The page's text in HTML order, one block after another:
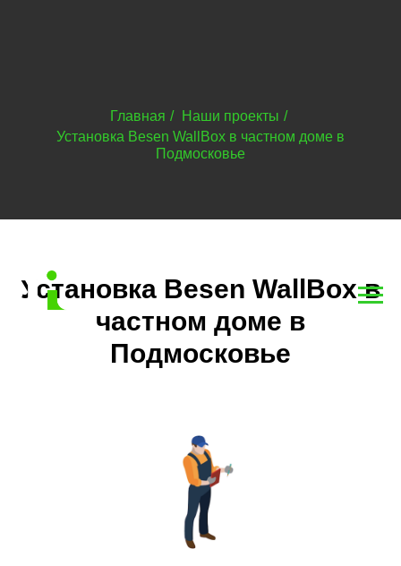
Главная / Наши проекты /
Установка Besen WallBox в частном доме в
Подмосковье
Установка Besen WallBox в
частном доме в
Подмосковье